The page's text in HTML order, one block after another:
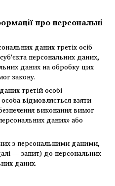
про персональні
даних третіх осіб
персональних даних,
даних на обробку цих
закону.
третій особі
відмовляється взяти
виконання вимог
даних» або
з персональними даними,
— запит) до персональних
даних.